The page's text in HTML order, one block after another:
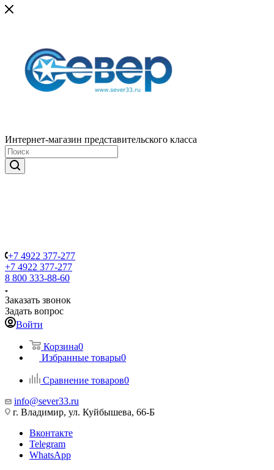
Интернет-магазин представительского класса
+7 4922 377-277
+7 4922 377-277
8 800 333-88-60
Заказать звонок
Задать вопрос
Войти
Корзина0
Избранные товары0
Сравнение товаров0
info@sever33.ru
г. Владимир, ул. Куйбышева, 66-Б
Вконтакте
Telegram
WhatsApp